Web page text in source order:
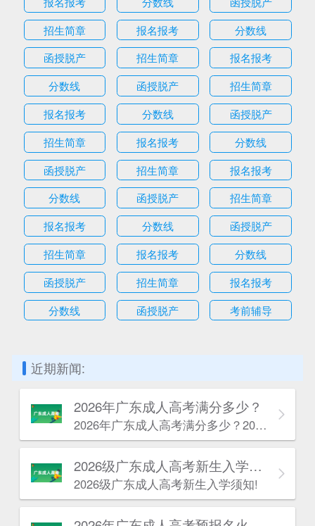
招生简章
报名报考
分数线
函授脱产
招生简章
报名报考
分数线
函授脱产
招生简章
报名报考
分数线
函授脱产
招生简章
报名报考
分数线
函授脱产
招生简章
报名报考
分数线
函授脱产
招生简章
报名报考
分数线
函授脱产
招生简章
报名报考
分数线
函授脱产
招生简章
报名报考
分数线
函授脱产 考前辅导
近期新闻:
2026年广东成人高考满分多少？
2026年广东成人高考满分多少？2026年广东成人高考满分根据报考层次不同分为两种情况。
2026级广东成人高考新生入学须知!
2026级广东成人高考新生入学须知!